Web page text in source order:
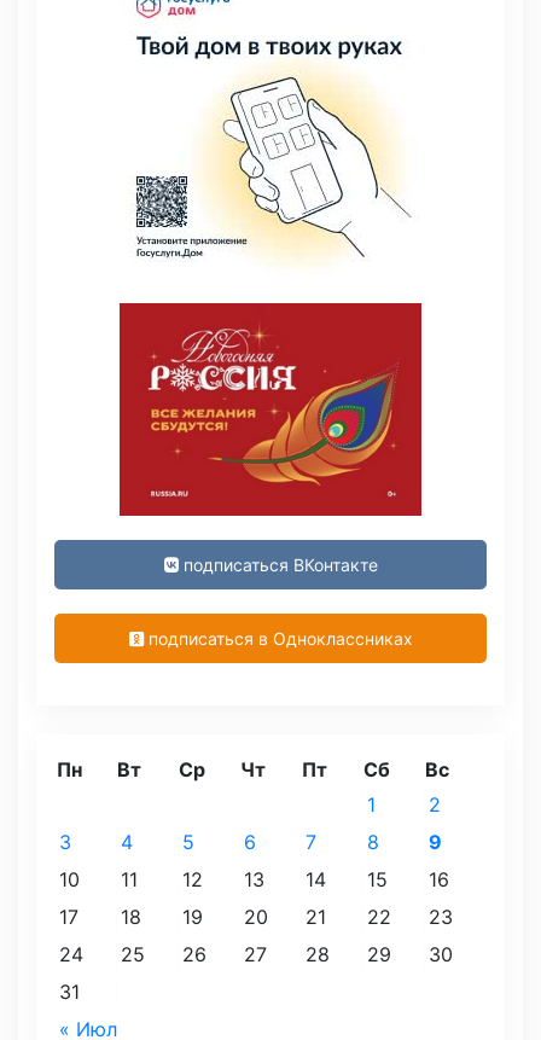
подписаться ВКонтакте
подписаться в Одноклассниках
Пн Вт Ср Чт Пт Сб Вс
« Июл
1
2
3
4 5 6 7 8
9
10
11 12 13 14 15
16
17
18 19 20 21 22
23
24
25 26 27 28 29
30
31